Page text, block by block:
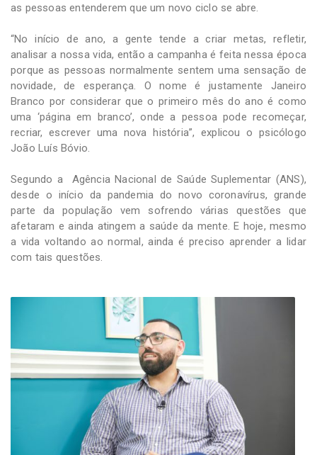
as pessoas entenderem que um novo ciclo se abre.
“No início de ano, a gente tende a criar metas, refletir,
analisar a nossa vida, então a campanha é feita nessa época
porque as pessoas normalmente sentem uma sensação de
novidade, de esperança. O nome é justamente Janeiro
Branco por considerar que o primeiro mês do ano é como
uma ‘página em branco’, onde a pessoa pode recomeçar,
recriar, escrever uma nova história”, explicou o psicólogo
João Luís Bóvio.
Segundo a Agência Nacional de Saúde Suplementar (ANS),
desde o início da pandemia do novo coronavírus, grande
parte da população vem sofrendo várias questões que
afetaram e ainda atingem a saúde da mente. E hoje, mesmo
a vida voltando ao normal, ainda é preciso aprender a lidar
com tais questões.